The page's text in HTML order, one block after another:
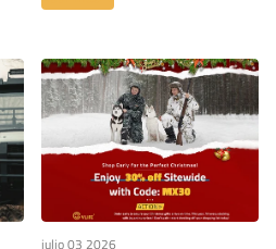
julio 03 2026